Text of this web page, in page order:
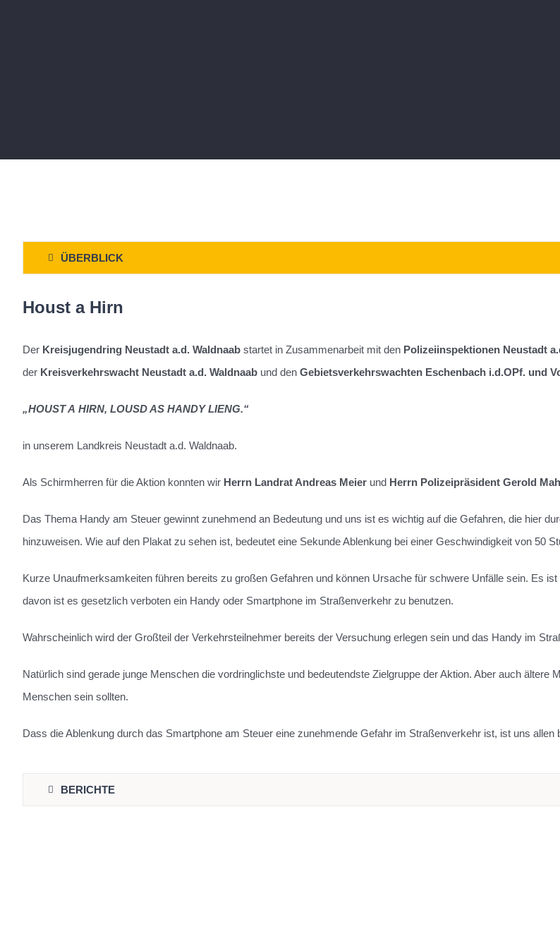
ÜBERBLICK
Houst a Hirn
Der Kreisjugendring Neustadt a.d. Waldnaab startet in Zusammenarbeit mit den Polizeiinspektionen Neustadt
der Kreisverkehrswacht Neustadt a.d. Waldnaab und den Gebietsverkehrswachten Eschenbach i.d.OPf. und
„HOUST A HIRN, LOUSD AS HANDY LIENG.“
in unserem Landkreis Neustadt a.d. Waldnaab.
Als Schirmherren für die Aktion konnten wir Herrn Landrat Andreas Meier und Herrn Polizeipräsident Gerold
Das Thema Handy am Steuer gewinnt zunehmend an Bedeutung und uns ist es wichtig auf die Gefahren, die hier
hinzuweisen. Wie auf den Plakat zu sehen ist, bedeutet eine Sekunde Ablenkung bei einer Geschwindigkeit von 50
Kurze Unaufmerksamkeiten führen bereits zu großen Gefahren und können Ursache für schwere Unfälle sein. Es
davon ist es gesetzlich verboten ein Handy oder Smartphone im Straßenverkehr zu benutzen.
Wahrscheinlich wird der Großteil der Verkehrsteilnehmer bereits der Versuchung erlegen sein und das Handy im
Natürlich sind gerade junge Menschen die vordringlichste und bedeutendste Zielgruppe der Aktion. Aber auch ältere
Menschen sein sollten.
Dass die Ablenkung durch das Smartphone am Steuer eine zunehmende Gefahr im Straßenverkehr ist, ist uns
BERICHTE